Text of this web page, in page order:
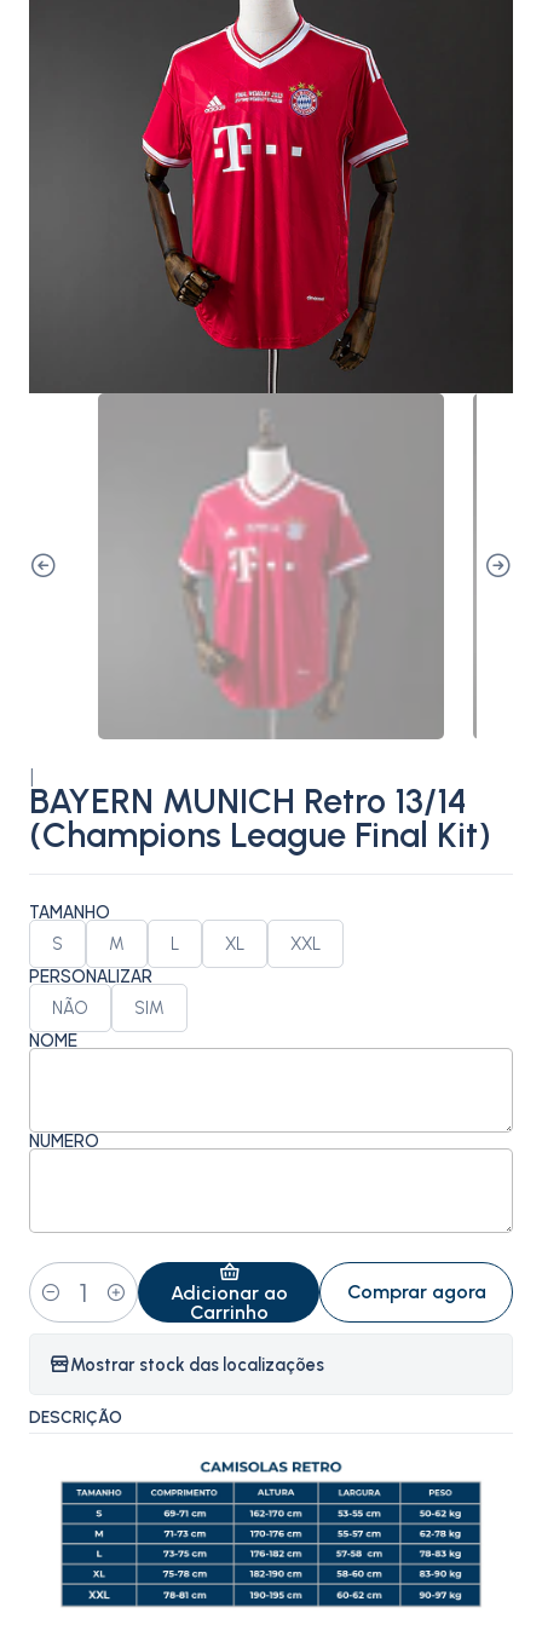
BAYERN MUNICH Retro 13/14
(Champions League Final Kit)
TAMANHO
S M L XL XXL
PERSONALIZAR
NÃO SIM
NOME
NÚMERO
Quantidade
Adicionar ao
Carrinho
Comprar agora
Mostrar stock das localizações
DESCRIÇÃO